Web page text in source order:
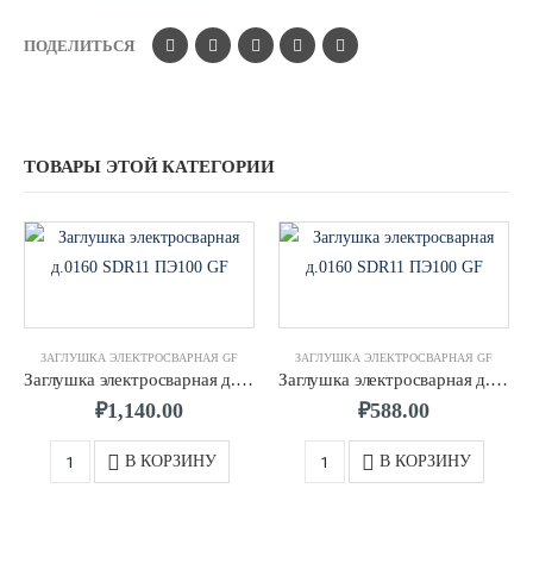
ПОДЕЛИТЬСЯ
ТОВАРЫ ЭТОЙ КАТЕГОРИИ
ЗАГЛУШКА ЭЛЕКТРОСВАРНАЯ GF
Заглушка электросварная д.0050 SDR11 ПЭ100 GF
₽1,140.00
В КОРЗИНУ
ЗАГЛУШКА ЭЛЕКТРОСВАРНАЯ GF
Заглушка электросварная д.0032 SDR11 ПЭ100 GF
₽588.00
В КОРЗИНУ